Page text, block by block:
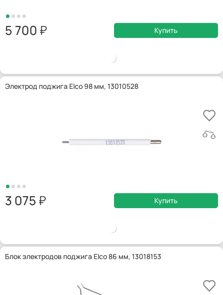
5 700 Купить
Электрод поджига Elco 98 мм, 13010528
3 075 Купить
Блок электродов поджига Elco 86 мм, 13018153